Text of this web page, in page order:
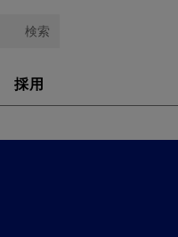
検索
採用